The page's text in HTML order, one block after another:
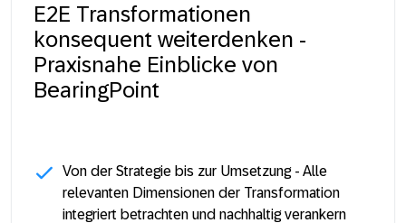
E2E Transformationen
konsequent weiterdenken -
Praxisnahe Einblicke von
BearingPoint
Von der Strategie bis zur Umsetzung - Alle
relevanten Dimensionen der Transformation
integriert betrachten und nachhaltig verankern